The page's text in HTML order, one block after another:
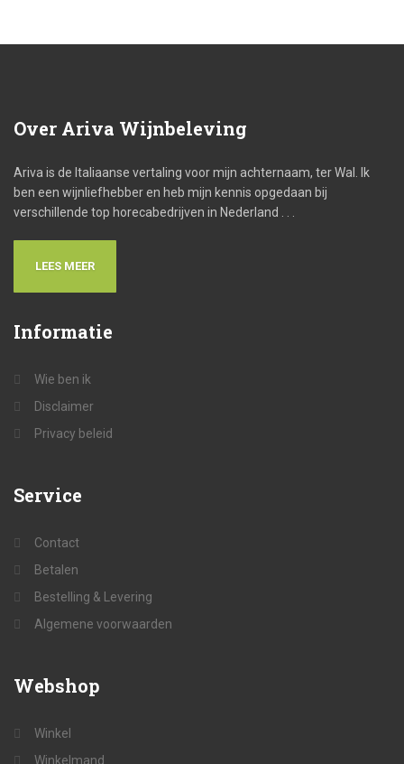
Over Ariva Wijnbeleving
Ariva is de Italiaanse vertaling voor mijn achternaam, ter Wal. Ik
ben een wijnliefhebber en heb mijn kennis opgedaan bij
verschillende top horecabedrijven in Nederland . . .
LEES MEER
Informatie
Wie ben ik
Disclaimer
Privacy beleid
Service
Contact
Betalen
Bestelling & Levering
Algemene voorwaarden
Webshop
Winkel
Winkelmand